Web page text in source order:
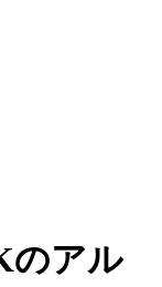
のアル